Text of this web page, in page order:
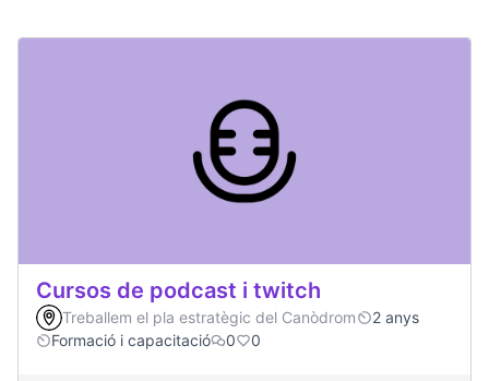
Cursos de podcast i twitch
Treballem el pla estratègic del Canòdrom
2 anys
Formació i capacitació
0 0